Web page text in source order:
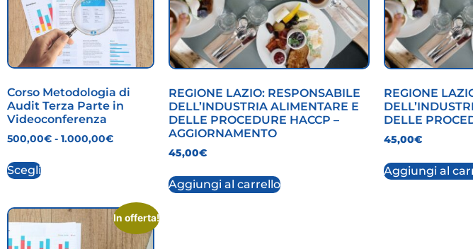
Corso Metodologia di
Audit Terza Parte in
Videoconferenza
500,00€ - 1.000,00€
Scegli
In offerta!
REGIONE LAZIO: RESPONSABILE
DELL’INDUSTRIA ALIMENTARE E
DELLE PROCEDURE HACCP –
AGGIORNAMENTO
45,00€
Aggiungi al carrello
REGIONE
DELLE
45,00€
Aggiungi al